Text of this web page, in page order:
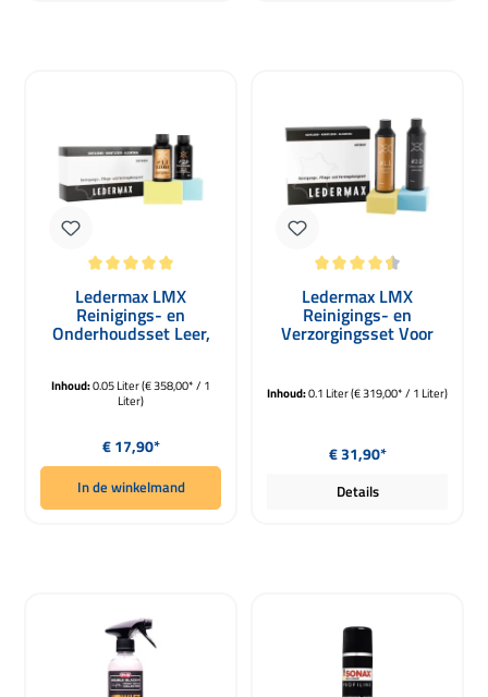
Ledermax LMX
Reinigings- en
Onderhoudsset Leer,
Inhoud:0.05 Liter(€ 358,00* / 1
Liter)
Normale prijs:
€ 17,90*
In de winkelmand
Ledermax LMX
Reinigings- en
Verzorgingsset Voor
Leer en Kunstleer
Inhoud:0.1 Liter(€ 319,00* / 1 Liter)
Normale prijs:
€ 31,90*
Details